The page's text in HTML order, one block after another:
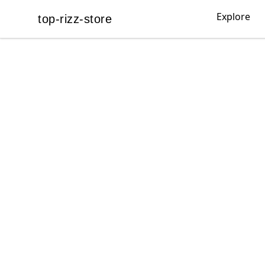
top-rizz-store
top-rizz-store Explore